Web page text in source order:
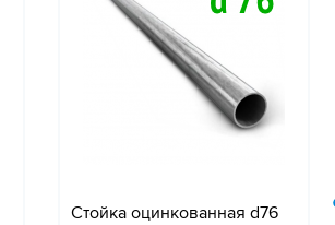
Стойка оцинкованная d76